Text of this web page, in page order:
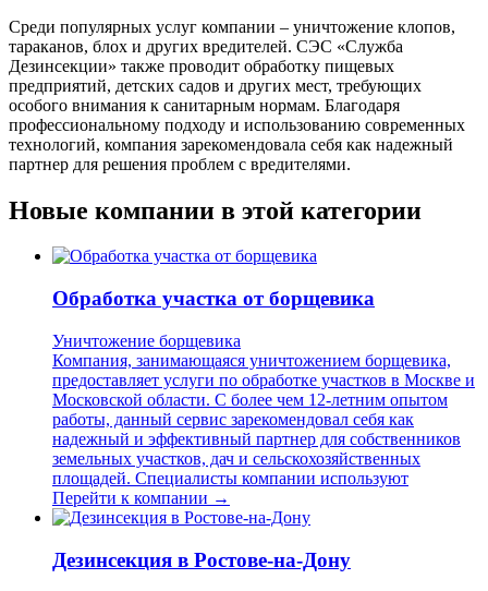
Среди популярных услуг компании – уничтожение клопов,
тараканов, блох и других вредителей. СЭС «Служба
Дезинсекции» также проводит обработку пищевых
предприятий, детских садов и других мест, требующих
особого внимания к санитарным нормам. Благодаря
профессиональному подходу и использованию современных
технологий, компания зарекомендовала себя как надежный
партнер для решения проблем с вредителями.
Новые компании в этой категории
Обработка участка от борщевика
Уничтожение борщевика
Компания, занимающаяся уничтожением борщевика,
предоставляет услуги по обработке участков в Москве и
Московской области. С более чем 12-летним опытом
работы, данный сервис зарекомендовал себя как
надежный и эффективный партнер для собственников
земельных участков, дач и сельскохозяйственных
площадей. Специалисты компании используют
Перейти к компании →
Дезинсекция в Ростове-на-Дону